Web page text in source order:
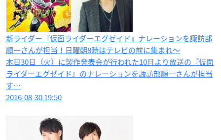
新ライダー『仮面ライダーエグゼイド』ナレーションを諏訪部
順一さんが担当！日曜朝8時はテレビの前に集まれ〜
本日30日（火）に製作発表会が行われた10月より放送の『仮面
ライダーエグゼイド』のナレーションを諏訪部順一さんが担当
す…
2016-08-30 19:50